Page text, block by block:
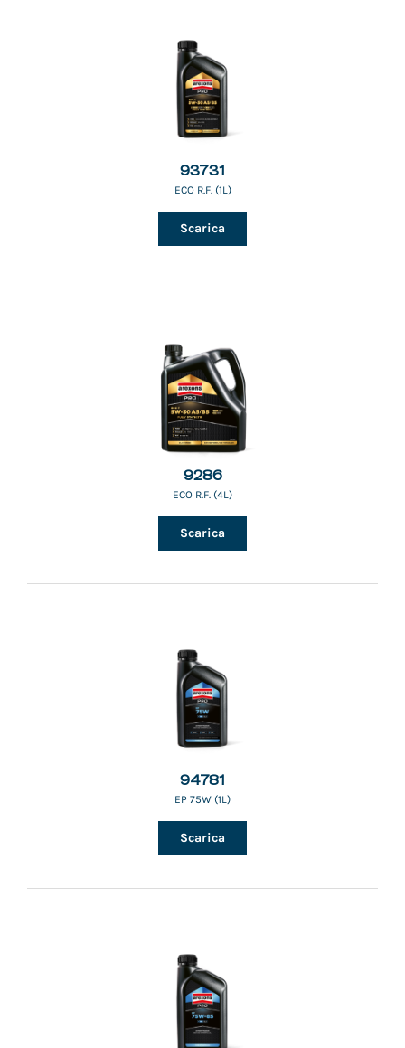
93731
ECO R.F. (1L)
Scarica
9286
ECO R.F. (4L)
Scarica
94781
EP 75W (1L)
Scarica